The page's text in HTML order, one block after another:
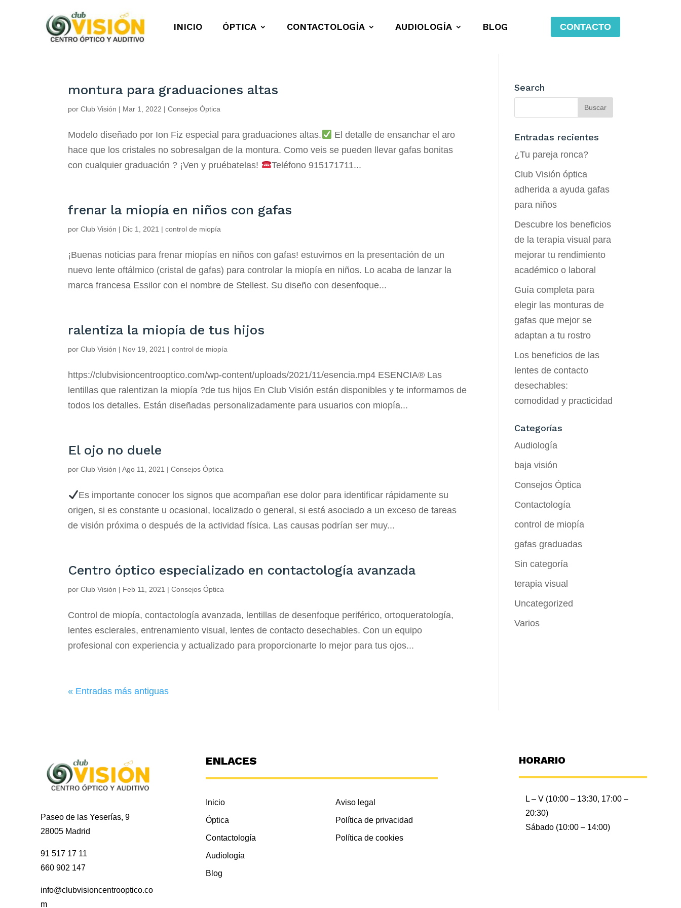
INICIO ÓPTICA CONTACTOLOGÍA AUDIOLOGÍA BLOG CONTACTO
montura para graduaciones altas
porClub Visión | Mar 1, 2022 |Consejos Óptica
Modelo diseñado por Ion Fiz especial para graduaciones altas.
El detalle de ensanchar el aro
hace que los cristales no sobresalgan de la montura. Como veis se pueden llevar gafas bonitas
con cualquier graduación ? ¡Ven y pruébatelas!
Teléfono 915171711...
frenar la miopía en niños con gafas
porClub Visión | Dic 1, 2021 |control de miopía
¡Buenas noticias para frenar miopías en niños con gafas! estuvimos en la presentación de un
nuevo lente oftálmico (cristal de gafas) para controlar la miopía en niños. Lo acaba de lanzar la
marca francesa Essilor con el nombre de Stellest. Su diseño con desenfoque...
ralentiza la miopía de tus hijos
porClub Visión | Nov 19, 2021 |control de miopía
https://clubvisioncentrooptico.com/wp-content/uploads/2021/11/esencia.mp4 ESENCIA® Las
lentillas que ralentizan la miopía ?de tus hijos En Club Visión están disponibles y te informamos de
todos los detalles. Están diseñadas personalizadamente para usuarios con miopía...
El ojo no duele
porClub Visión |Ago 11, 2021 |Consejos Óptica
Es importante conocer los signos que acompañan ese dolor para identificar rápidamente su
origen, si es constante u ocasional, localizado o general, si está asociado a un exceso de tareas
de visión próxima o después de la actividad física. Las causas podrían ser muy...
Centro óptico especializado en contactología avanzada
porClub Visión | Feb 11, 2021 |Consejos Óptica
Control de miopía, contactología avanzada, lentillas de desenfoque periférico, ortoqueratología,
lentes esclerales, entrenamiento visual, lentes de contacto desechables. Con un equipo
profesional con experiencia y actualizado para proporcionarte lo mejor para tus ojos...
« Entradas más antiguas
Search
Entradas recientes
¿Tu pareja ronca?
Club Visión óptica
adherida a ayuda gafas
para niños
Descubre los beneficios
de la terapia visual para
mejorar tu rendimiento
académico o laboral
Guía completa para
elegir las monturas de
gafas que mejor se
adaptan a tu rostro
Los beneficios de las
lentes de contacto
desechables:
comodidad y practicidad
Categorías
Audiología
baja visión
Consejos Óptica
Contactología
control de miopía
gafas graduadas
Sin categoría
terapia visual
Uncategorized
Varios
Paseo de las Yeserías, 9
28005 Madrid
91 517 17 11
660 902 147
info@clubvisioncentrooptico.co
m
ENLACES
Inicio
Óptica
Contactología
Audiología
Blog
Aviso legal
Política de privacidad
Política de cookies
HORARIO
L – V (10:00 – 13:30, 17:00 –
20:30)
Sábado (10:00 – 14:00)